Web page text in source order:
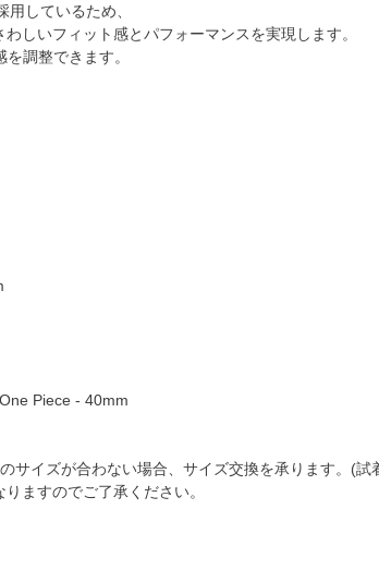
しているため、
しいフィット感とパフォーマンスを実現します。
調整できます。
Piece - 40mm
サイズが合わない場合、サイズ交換を承ります。(
ますのでご了承ください。